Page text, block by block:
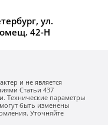
ул.
42-Н
и не является
Статьи 437
Технические параметры
быть изменены
Уточняйте